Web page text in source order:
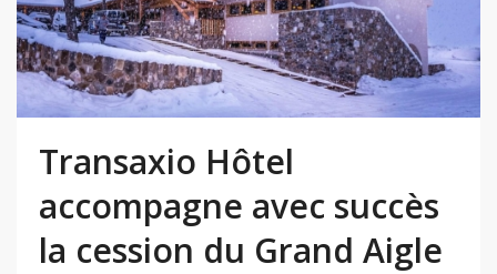
Transaxio Hôtel
accompagne avec succès
la cession du Grand Aigle